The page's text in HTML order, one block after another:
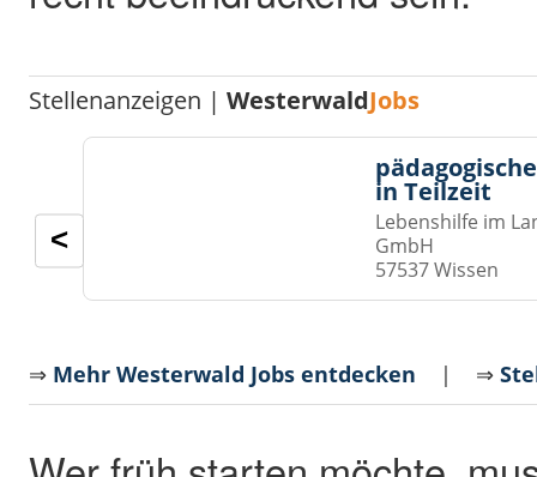
Stellenanzeigen |WesterwaldJobs
in Teilzeit
Lebenshilfe im
GmbH
57537 Wissen
<
⇒ Mehr Westerwald Jobs entdecken | ⇒